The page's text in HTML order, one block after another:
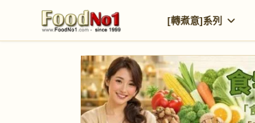
[轉煮意]系列